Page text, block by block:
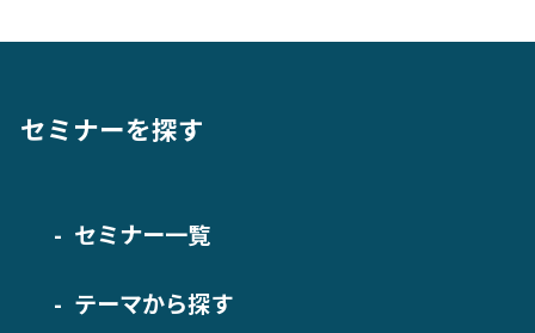
セミナーを探す
セミナー一覧
テーマから探す